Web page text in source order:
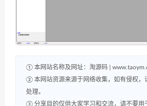
① 本网站名称及网址：淘源码 |
② 本网站资源来源于网络收集，如有侵权，
处理。
③ 分享目的仅供大家学习和交流，请不要用